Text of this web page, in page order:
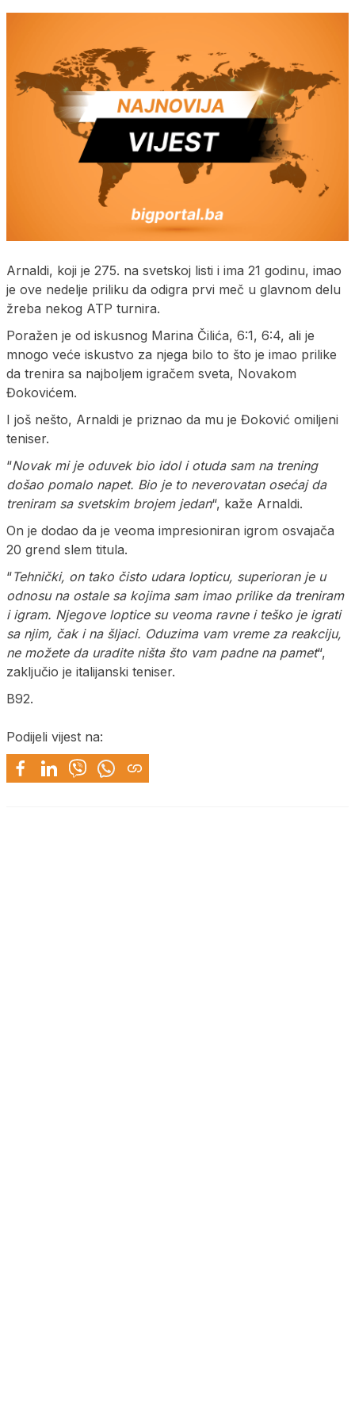
Arnaldi, koji je 275. na svetskoj listi i ima 21 godinu, imao
je ove nedelje priliku da odigra prvi meč u glavnom delu
žreba nekog ATP turnira.
Poražen je od iskusnog Marina Čilića, 6:1, 6:4, ali je
mnogo veće iskustvo za njega bilo to što je imao prilike
da trenira sa najboljem igračem sveta, Novakom
Đokovićem.
I još nešto, Arnaldi je priznao da mu je Đoković omiljeni
teniser.
“Novak mi je oduvek bio idol i otuda sam na trening
došao pomalo napet. Bio je to neverovatan osećaj da
treniram sa svetskim brojem jedan“, kaže Arnaldi.
On je dodao da je veoma impresioniran igrom osvajača
20 grend slem titula.
“Tehnički, on tako čisto udara lopticu, superioran je u
odnosu na ostale sa kojima sam imao prilike da treniram
i igram. Njegove loptice su veoma ravne i teško je igrati
sa njim, čak i na šljaci. Oduzima vam vreme za reakciju,
ne možete da uradite ništa što vam padne na pamet“,
zaključio je italijanski teniser.
B92.
Podijeli vijest na: